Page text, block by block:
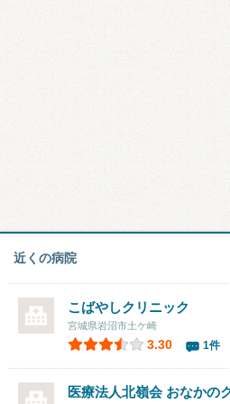
近くの病院
こばやしクリニック
宮城県岩沼市土ケ崎
3.30 1件
医療法人北嶺会 おなかの